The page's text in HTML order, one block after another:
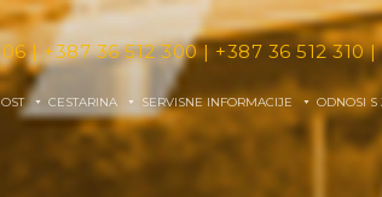
| +387 36 512 300| +387 36 512 310|
CESTARINA SERVISNE INFORMACIJE ODNOSI S